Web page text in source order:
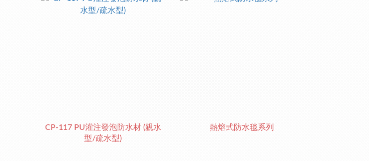
CP-117 PU灌注發泡防水材 (親水
型/疏水型)
熱熔式防水毯系列